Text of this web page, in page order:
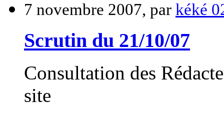
7 novembre 2007, par kéké
Scrutin du 21/10/07
Consultation des
site